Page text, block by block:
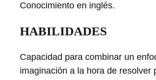
Conocimiento en inglés.
HABILIDADES
Capacidad para combinar un
imaginación a la hora de resolver